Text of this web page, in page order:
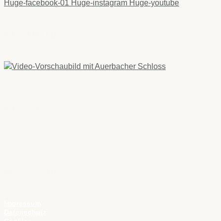
Huge-facebook-01 Huge-instagram Huge-youtube